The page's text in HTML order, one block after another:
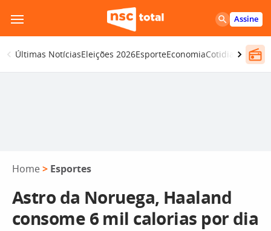
para
o
conteúdo
Assine
Últimas NotíciasEleições 2026EsporteEconomiaCotidiano
Home > Esportes
Astro da Noruega, Haaland
consome 6 mil calorias por dia